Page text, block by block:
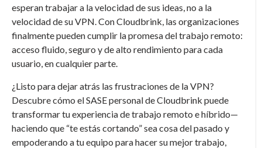
esperan trabajar a la velocidad de sus ideas, no a la
velocidad de su VPN. Con Cloudbrink, las organizaciones
finalmente pueden cumplir la promesa del trabajo remoto:
acceso fluido, seguro y de alto rendimiento para cada
usuario, en cualquier parte.
¿Listo para dejar atrás las frustraciones de la VPN?
Descubre cómo el SASE personal de Cloudbrink puede
transformar tu experiencia de trabajo remoto e híbrido—
haciendo que “te estás cortando” sea cosa del pasado y
empoderando a tu equipo para hacer su mejor trabajo,